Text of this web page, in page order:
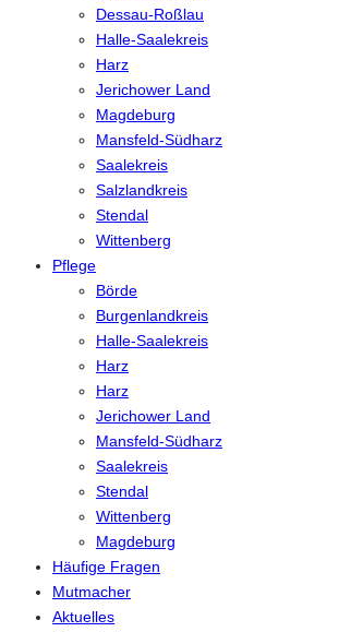
Dessau-Roßlau
Halle-Saalekreis
Harz
Jerichower Land
Magdeburg
Mansfeld-Südharz
Saalekreis
Salzlandkreis
Stendal
Wittenberg
Pflege
Börde
Burgenlandkreis
Halle-Saalekreis
Harz
Harz
Jerichower Land
Mansfeld-Südharz
Saalekreis
Stendal
Wittenberg
Magdeburg
Häufige Fragen
Mutmacher
Aktuelles